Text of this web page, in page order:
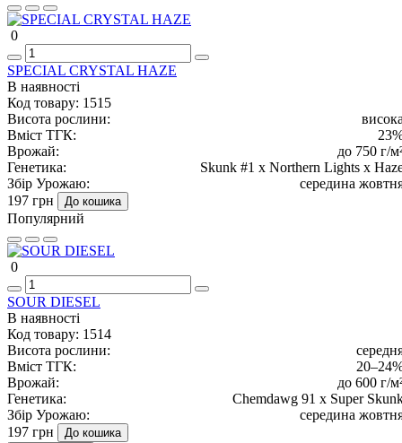
0
SPECIAL CRYSTAL HAZE
В наявності
Код товару: 1515
Висота рослини:
Вміст ТГК:
Врожай:
до 750 г/
Генетика:
Skunk #1 x Northern Lights x
Збір Урожаю:
середина
197 грн
До кошика
Популярний
0
SOUR DIESEL
В наявності
Код товару: 1514
Висота рослини:
Вміст ТГК:
Врожай:
до 600 г/
Генетика:
Chemdawg 91 x Super
Збір Урожаю:
середина
197 грн
До кошика